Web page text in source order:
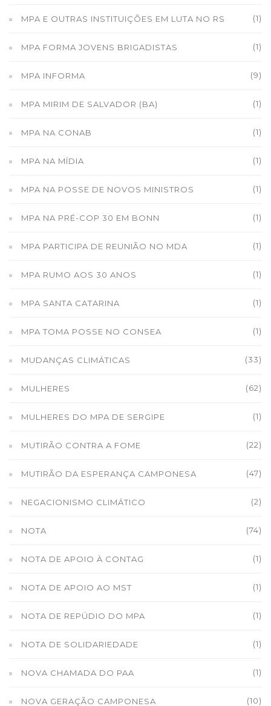
MPA E OUTRAS INSTITUIÇÕES EM LUTA NO RS (1)
MPA FORMA JOVENS BRIGADISTAS (1)
MPA INFORMA (9)
MPA MIRIM DE SALVADOR (BA) (1)
MPA NA CONAB (1)
MPA NA MÍDIA (1)
MPA NA POSSE DE NOVOS MINISTROS (1)
MPA NA PRÉ-COP 30 EM BONN (1)
MPA PARTICIPA DE REUNIÃO NO MDA (1)
MPA RUMO AOS 30 ANOS (1)
MPA SANTA CATARINA (1)
MPA TOMA POSSE NO CONSEA (1)
MUDANÇAS CLIMÁTICAS (33)
MULHERES (62)
MULHERES DO MPA DE SERGIPE (1)
MUTIRÃO CONTRA A FOME (22)
MUTIRÃO DA ESPERANÇA CAMPONESA (47)
NEGACIONISMO CLIMÁTICO (2)
NOTA (74)
NOTA DE APOIO À CONTAG (1)
NOTA DE APOIO AO MST (1)
NOTA DE REPÚDIO DO MPA (1)
NOTA DE SOLIDARIEDADE (1)
NOVA CHAMADA DO PAA (1)
NOVA GERAÇÃO CAMPONESA (10)